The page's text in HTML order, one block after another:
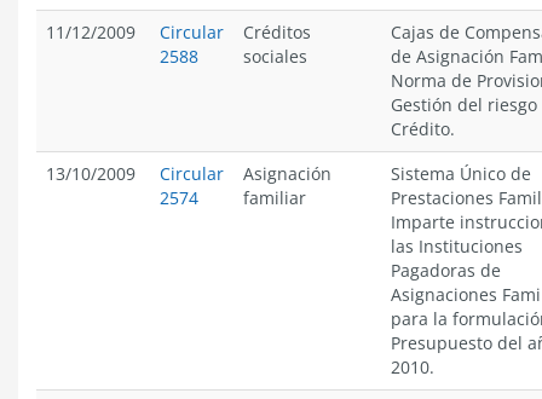
11/12/2009
Circular
2588
Créditos
sociales
Cajas de
de Asignación
Norma de
Gestión del riesgo
Crédito.
13/10/2009
Circular
2574
Asignación
familiar
Sistema Único de
Prestaciones
Imparte
las Instituciones
Pagadoras de
Asignaciones
para la
Presupuesto del
2010.